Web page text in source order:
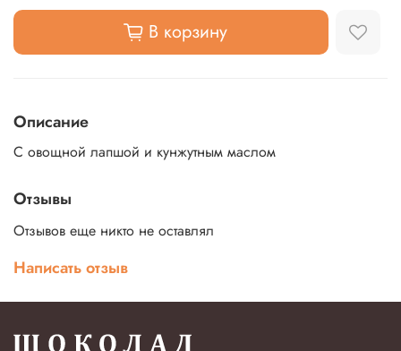
В корзину
Описание
С овощной лапшой и кунжутным маслом
Отзывы
Отзывов еще никто не оставлял
Написать отзыв